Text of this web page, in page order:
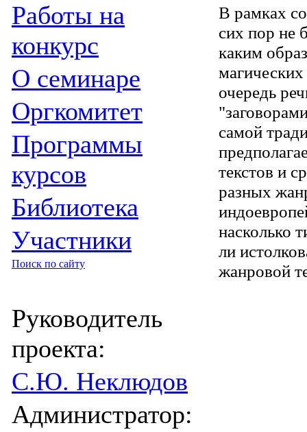
Работы на
конкурс
О семинаре
Оргкомитет
Программы
курсов
Библиотека
Участники
Поиск по сайту
Руководитель
проекта:
С.Ю. Неклюдов
Администратор:
В рамках
сих пор не
каким
очередь
самой
текстов и
разных
насколько
ли
жанровой